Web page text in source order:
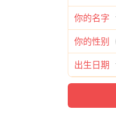
你的名字
你的性别
出生日期